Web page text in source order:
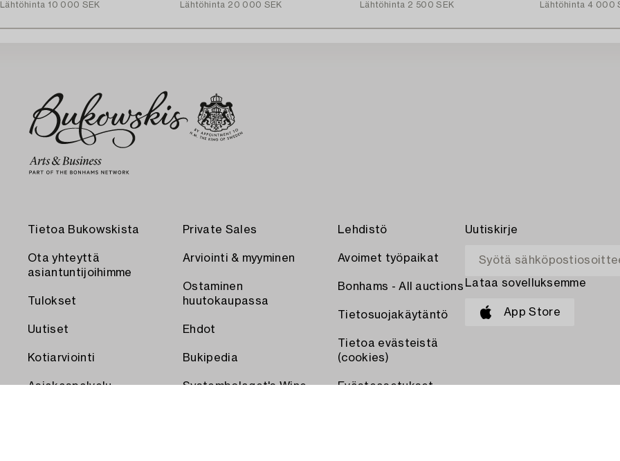
Lähtöhinta 10 000 SEK
Lähtöhinta 20 000 SEK
Lähtöhinta 2 500 SEK
Lähtöhinta 4 000
Tietoa Bukowskista
Ota yhteyttä
asiantuntijoihimme
Tulokset
Uutiset
Kotiarviointi
Asiakaspalvelu
Private Sales
Arviointi & myyminen
Ostaminen
huutokaupassa
Ehdot
Bukipedia
Systembolaget's Wine
Lehdistö
Avoimet työpaikat
Bonhams - All auctions
Tietosuojakäytäntö
Tietoa evästeistä
(cookies)
Evästeasetukset
Uutiskirje
Lataa sovelluksemme
App Store